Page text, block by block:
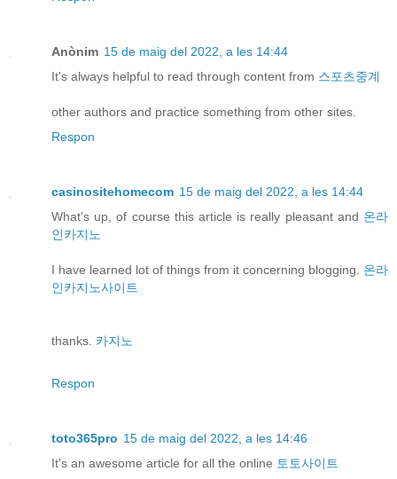
Anònim 15 de maig del 2022, a les 14:44
It's always helpful to read through content from 스포츠중계
other authors and practice something from other sites.
Respon
casinositehomecom 15 de maig del 2022, a les 14:44
What's up, of course this article is really pleasant and 온라
인카지노
I have learned lot of things from it concerning blogging. 온라
인카지노사이트
thanks. 카지노
Respon
toto365pro 15 de maig del 2022, a les 14:46
It's an awesome article for all the online 토토사이트